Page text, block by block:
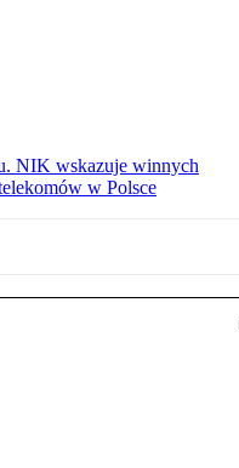
NIK wskazuje winnych
w Polsce